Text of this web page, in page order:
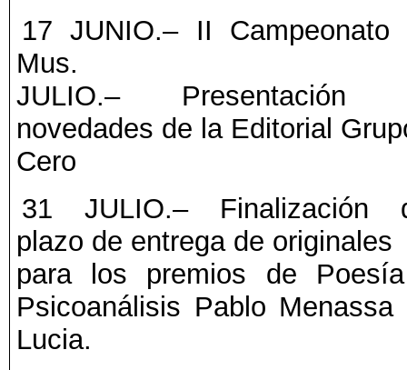
17 JUNIO.– II Campeonato
Mus.
JULIO.– Presentación
novedades de la Editorial
Cero
31 JULIO.– Finalización
plazo de entrega de originales
para los premios de
Psicoanálisis Pablo Menassa
Lucia.